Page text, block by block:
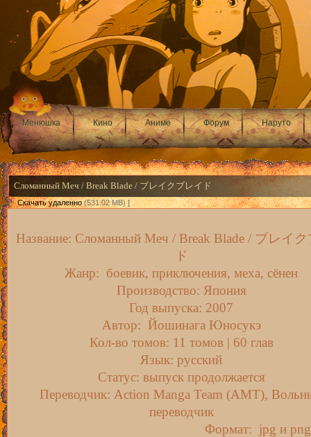
Менюшка Кино Аниме Форум Наруто
Сломанный Меч / Break Blade / ブレイクブレイド
[ ·Скачать удаленно(531.02 MB) ]
Название: Сломанный Меч / Break Blade / ブレイ
ド
Жанр: боевик, приключения, меха, сёнен
Производство: Япония
Год выпуска: 2007
Автор: Йошинага Юносукэ
Кол-во томов: 11 томов | 60 глав
Язык: русский
Статус: выпуск продолжается
Переводчик: Action Manga Team (AMT),
переводчик
Формат: jpg и png